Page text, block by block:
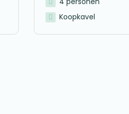
Koopkavel